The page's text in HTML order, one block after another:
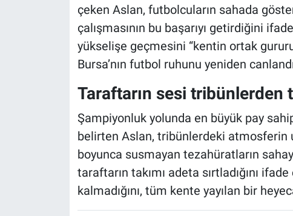
çeken Aslan, futbolcuların sahada
çalışmasının bu başarıyı getirdiğini
yükselişe geçmesini “kentin ortak
Bursa’nın futbol ruhunu yeniden
Taraftarın sesi tribünlerden
Şampiyonluk yolunda en büyük pay
belirten Aslan, tribünlerdeki atmosferin
boyunca susmayan tezahüratların
taraftarın takımı adeta sırtladığını
kalmadığını, tüm kente yayılan bir